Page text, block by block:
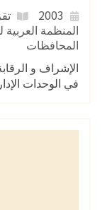
المنظمة العربية
المحافظات
الإشراف و
في الوحدات